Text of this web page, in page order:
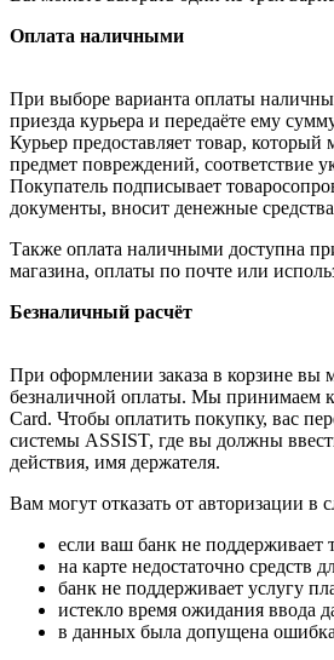
Оплата наличными
При выборе варианта оплаты
приезда курьера и передаёте ему
Курьер предоставляет товар, который
предмет повреждений, соответствие
Покупатель подписывает
документы, вносит денежные
Также оплата наличными доступна
магазина, оплаты по почте или
Безналичный расчёт
При оформлении заказа в корзине вы
безналичной оплаты. Мы принимаем
Card. Чтобы оплатить покупку, вас
системы ASSIST, где вы должны
действия, имя держателя.
Вам могут отказать от авторизации в
если ваш банк не поддерживает
на карте недостаточно средств
банк не поддерживает услугу
истекло время ожидания ввода
в данных была допущена